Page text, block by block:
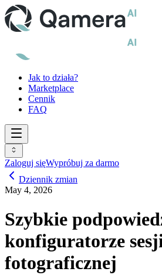
Jak to działa?
Marketplace
Cennik
FAQ
Zaloguj sięWypróbuj za darmo
Dziennik zmian
May 4, 2026
Szybkie
konfiguratorze
fotograficznej